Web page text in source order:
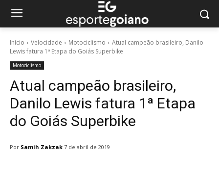
Início Velocidade Motociclismo
Atual campeão brasileiro, Danilo
Lewis fatura 1ª Etapa do Goiás Superbike
Motociclismo
Atual campeão brasileiro,
Danilo Lewis fatura 1ª Etapa
do Goiás Superbike
Por Samih Zakzak 7 de abril de 2019